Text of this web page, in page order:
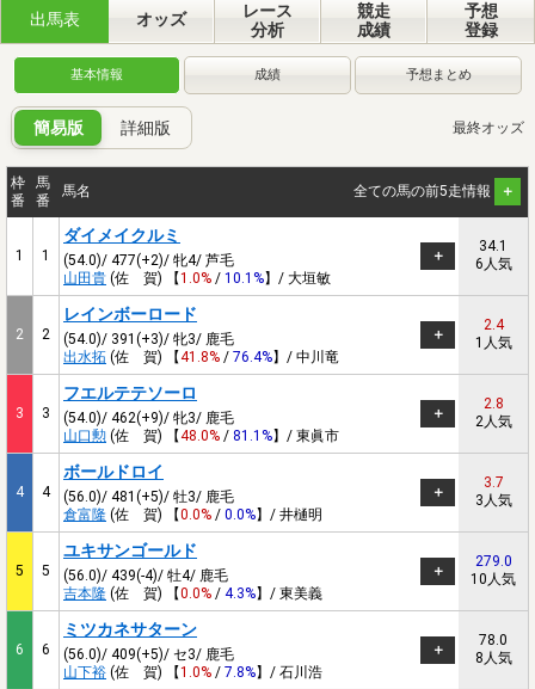
出馬表 オッズ
レース
分析
競走
成績
予想
登録
基本情報 成績 予想まとめ
簡易版 詳細版 最終オッズ
枠
番
馬
番
馬名 全ての馬の前5走情報
1 1
ダイメイクルミ
(54.0)/ 477(+2)/ 牝4/ 芦毛
山田貴 (佐 賀) 【1.0% / 10.1%】/ 大垣敏
34.1
6人気
2 2
レインボーロード
(54.0)/ 391(+3)/ 牝3/ 鹿毛
出水拓 (佐 賀) 【41.8% / 76.4%】/ 中川竜
2.4
1人気
3 3
フエルテテソーロ
(54.0)/ 462(+9)/ 牝3/ 鹿毛
山口勲 (佐 賀) 【48.0% / 81.1%】/ 東眞市
2.8
2人気
4 4
ボールドロイ
(56.0)/ 481(+5)/ 牡3/ 鹿毛
倉富隆 (佐 賀) 【0.0% / 0.0%】/ 井樋明
3.7
3人気
5 5
ユキサンゴールド
(56.0)/ 439(-4)/ 牡4/ 鹿毛
吉本隆 (佐 賀) 【0.0% / 4.3%】/ 東美義
279.0
10人気
6 6
ミツカネサターン
(56.0)/ 409(+5)/ セ3/ 鹿毛
山下裕 (佐 賀) 【1.0% / 7.8%】/ 石川浩
78.0
8人気